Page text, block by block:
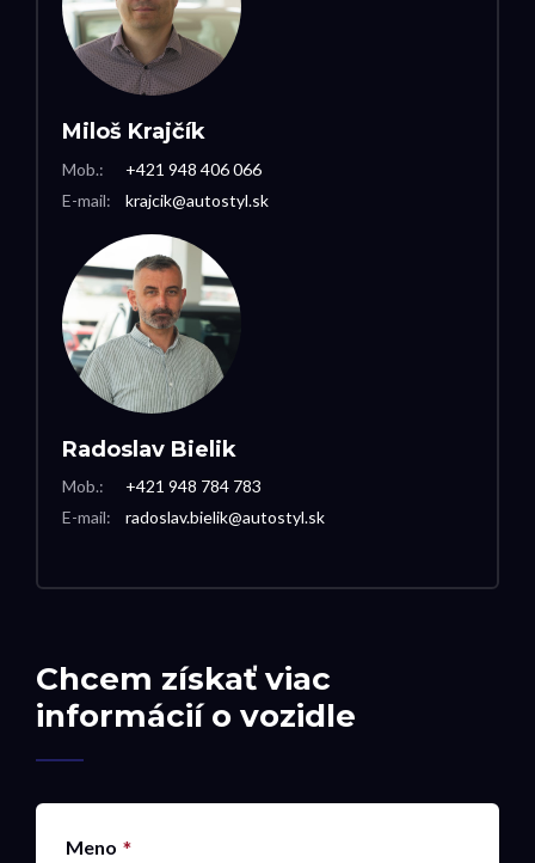
Chcem získať viac
informácií o vozidle
Meno
Miloš Krajčík
Mob.:
E-mail:
+421 948 406 066
krajcik@autostyl.sk
Radoslav Bielik
Mob.:
E-mail:
+421 948 784 783
radoslav.bielik@autostyl.sk